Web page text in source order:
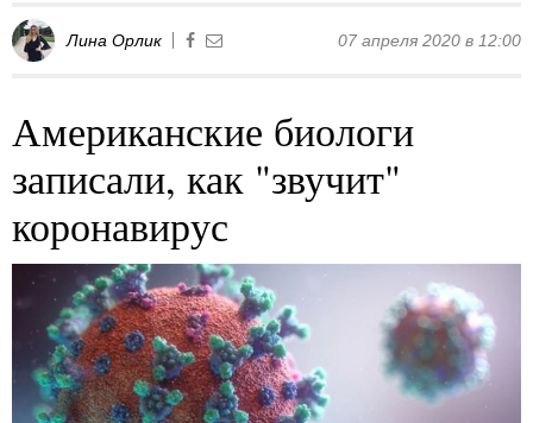
Лина Орлик 07 апреля 2020 в 12:00
Американские биологи
записали, как "звучит"
коронавирус